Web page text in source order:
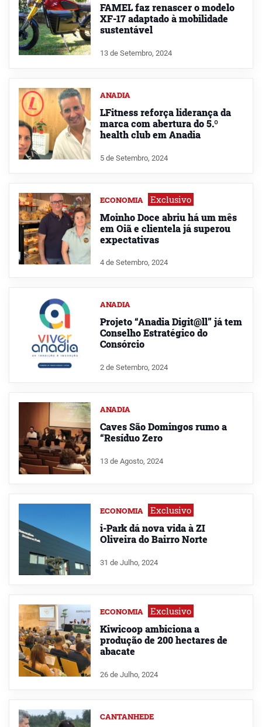
FAMEL faz renascer o modelo
XF-17 adaptado à mobilidade
sustentável
13 de Setembro, 2024
ANADIA
LFitness reforça liderança da
marca com abertura do 5.º
health club em Anadia
5 de Setembro, 2024
ECONOMIA Exclusivo
Moinho Doce abriu há um mês
em Oiã e clientela já superou
expectativas
4 de Setembro, 2024
ANADIA
Projeto “Anadia Digit@ll” já tem
Conselho Estratégico do
Consórcio
2 de Setembro, 2024
ANADIA
Caves São Domingos rumo a
“Resíduo Zero
13 de Agosto, 2024
ECONOMIA Exclusivo
i-Park dá nova vida à ZI
Oliveira do Bairro Norte
31 de Julho, 2024
ECONOMIA Exclusivo
Kiwicoop ambiciona a
produção de 200 hectares de
abacate
26 de Julho, 2024
CANTANHEDE